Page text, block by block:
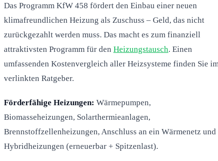
Das Programm KfW 458 fördert den Einbau einer neuen
klimafreundlichen Heizung als Zuschuss – Geld, das nicht
zurückgezahlt werden muss. Das macht es zum finanziell
attraktivsten Programm für den Heizungstausch. Einen
umfassenden Kostenvergleich aller Heizsysteme finden Sie
verlinkten Ratgeber.
Förderfähige Heizungen: Wärmepumpen,
Biomasseheizungen, Solarthermieanlagen,
Brennstoffzellenheizungen, Anschluss an ein Wärmenetz und
Hybridheizungen (erneuerbar + Spitzenlast).